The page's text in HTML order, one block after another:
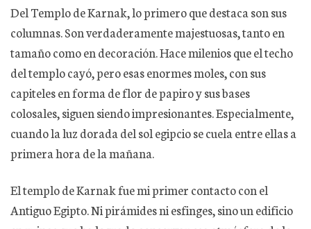
Del Templo de Karnak, lo primero que destaca son sus
columnas. Son verdaderamente majestuosas, tanto en
tamaño como en decoración. Hace milenios que el techo
del templo cayó, pero esas enormes moles, con sus
capiteles en forma de flor de papiro y sus bases
colosales, siguen siendo impresionantes. Especialmente,
cuando la luz dorada del sol egipcio se cuela entre ellas a
primera hora de la mañana.
El templo de Karnak fue mi primer contacto con el
Antiguo Egipto. Ni pirámides ni esfinges, sino un edificio